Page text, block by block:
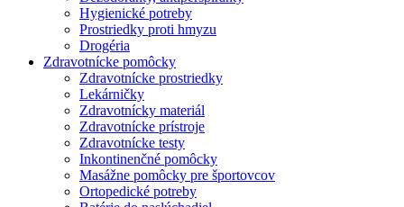
Hygienické potreby
Prostriedky proti hmyzu
Drogéria
Zdravotnícke pomôcky
Zdravotnícke prostriedky
Lekárničky
Zdravotnícky materiál
Zdravotnícke prístroje
Zdravotnícke testy
Inkontinenčné pomôcky
Masážne pomôcky pre športovcov
Ortopedické potreby